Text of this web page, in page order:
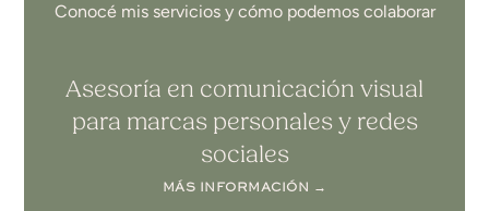
Conocé mis servicios y cómo podemos colaborar
Asesoría en comunicación visual
para marcas personales y redes
sociales
MÁS INFORMACIÓN →